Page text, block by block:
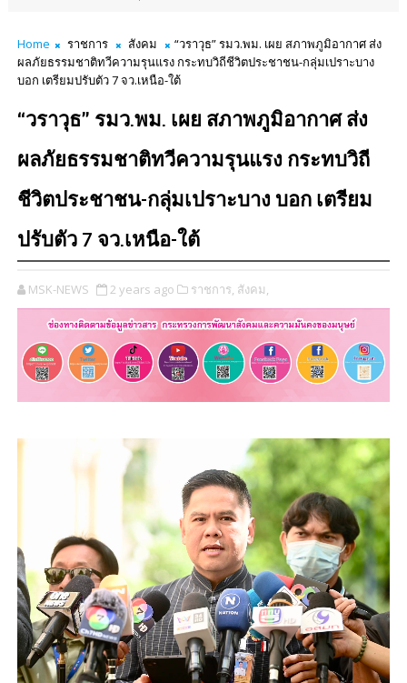
Home ราชการ สังคม
“วราวุธ” รมว.พม. เผย สภาพภูมิอากาศ ส่ง
ผลภัยธรรมชาติทวีความรุนแรง กระทบวิถีชีวิตประชาชน-กลุ่มเปราะบาง
บอก เตรียมปรับตัว 7 จว.เหนือ-ใต้
“วราวุธ” รมว.พม. เผย สภาพภูมิอากาศ ส่ง
ผลภัยธรรมชาติทวีความรุนแรง กระทบวิถี
ชีวิตประชาชน-กลุ่มเปราะบาง บอก เตรียม
ปรับตัว 7 จว.เหนือ-ใต้
MSK-NEWS 2 years ago ราชการ, สังคม,